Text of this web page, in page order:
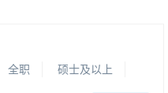
全职
硕士及以上